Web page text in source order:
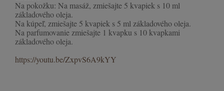
Na pokožku: Na masáž, zmiešajte 5 kvapiek s 10 ml
základového oleja.
Na kúpeľ, zmiešajte 5 kvapiek s 5 ml základového oleja.
Na parfumovanie zmiešajte 1 kvapku s 10 kvapkami
základového oleja.
https://youtu.be/ZxpvS6A9kYY